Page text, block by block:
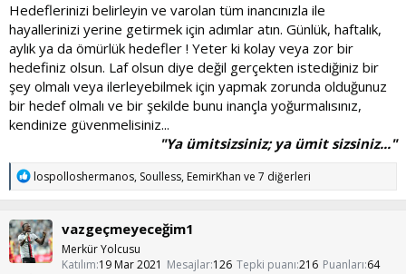
Hedeflerinizi belirleyin ve varolan tüm inancınızla ile
hayallerinizi yerine getirmek için adımlar atın. Günlük, haftalık,
aylık ya da ömürlük hedefler ! Yeter ki kolay veya zor bir
hedefiniz olsun. Laf olsun diye değil gerçekten istediğiniz bir
şey olmalı veya ilerleyebilmek için yapmak zorunda olduğunuz
bir hedef olmalı ve bir şekilde bunu inançla yoğurmalısınız,
kendinize güvenmelisiniz...
"Ya ümitsizsiniz; ya ümit sizsiniz..."
T
p
k
i
l
e
lospolloshermanos, Soulless,EemirKhan ve 7 diğerleri
vazgeçmeyeceğim1
Merkür Yolcusu
Katılım 19 Mar 2021 Mesajlar 126 Tepki puanı 216 Puanları 64